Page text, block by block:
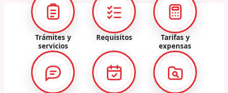
Trámites y
servicios
Requisitos
Tarifas y
expensas